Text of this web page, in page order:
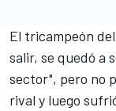
El tricampeón
salir, se quedó a
sector", pero no
rival y luego